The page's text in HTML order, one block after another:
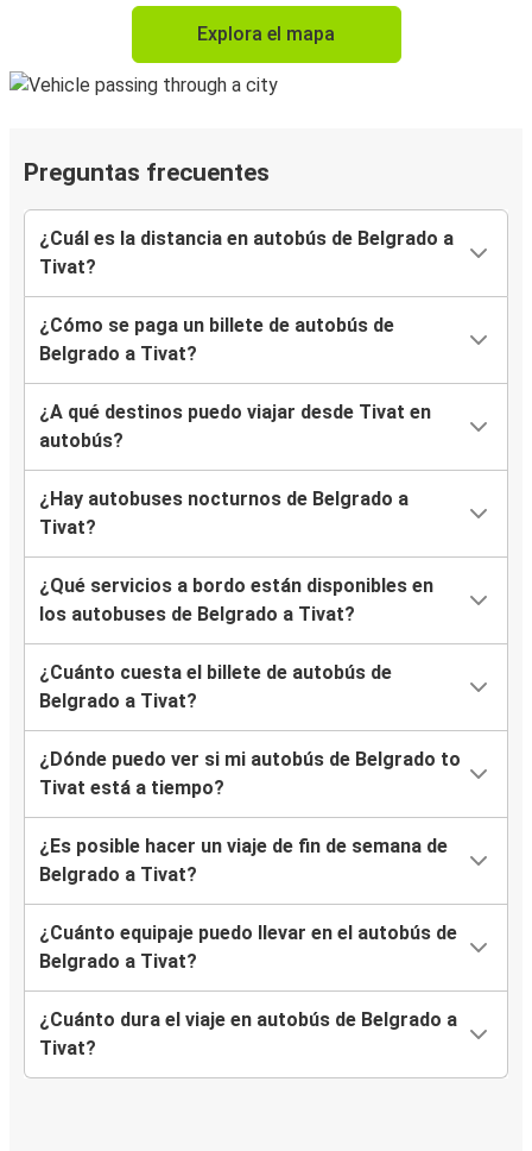
Explora el mapa
Preguntas frecuentes
¿Cuál es la distancia en autobús de Belgrado a
Tivat?
¿Cómo se paga un billete de autobús de
Belgrado a Tivat?
¿A qué destinos puedo viajar desde Tivat en
autobús?
¿Hay autobuses nocturnos de Belgrado a
Tivat?
¿Qué servicios a bordo están disponibles en
los autobuses de Belgrado a Tivat?
¿Cuánto cuesta el billete de autobús de
Belgrado a Tivat?
¿Dónde puedo ver si mi autobús de Belgrado to
Tivat está a tiempo?
¿Es posible hacer un viaje de fin de semana de
Belgrado a Tivat?
¿Cuánto equipaje puedo llevar en el autobús de
Belgrado a Tivat?
¿Cuánto dura el viaje en autobús de Belgrado a
Tivat?